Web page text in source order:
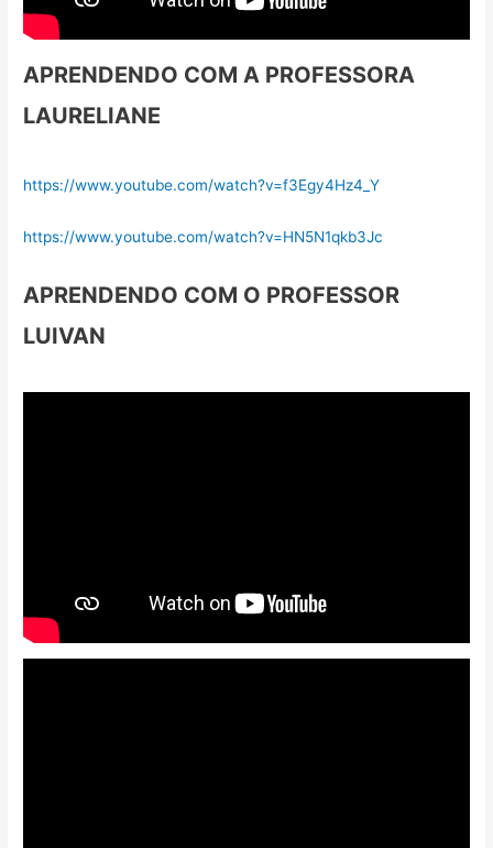
APRENDENDO COM A PROFESSORA
LAURELIANE
https://www.youtube.com/watch?v=f3Egy4Hz4_Y
https://www.youtube.com/watch?v=HN5N1qkb3Jc
APRENDENDO COM O PROFESSOR
LUIVAN